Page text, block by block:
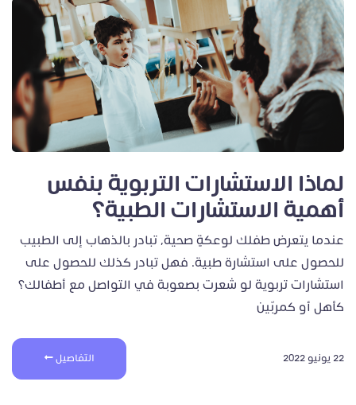
لماذا الاستشارات التربوية بنفس
أهمية الاستشارات الطبية؟
عندما يتعرض طفلك لوعكةٍ صحية، تبادر بالذهاب إلى الطبيب
للحصول على استشارة طبية. فهل تبادر كذلك للحصول على
استشارات تربوية لو شعرت بصعوبة في التواصل مع أطفالك؟
كأهل أو كمربّين
22 يونيو 2022 التفاصيل